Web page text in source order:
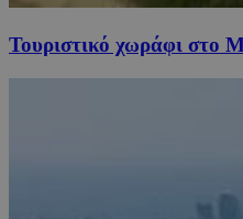
Τουριστικό χωράφι στο